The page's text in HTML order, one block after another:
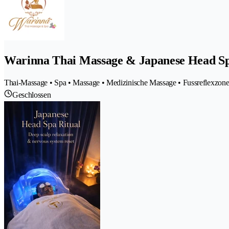
Warinna Thai Massage & Japanese Head
Thai-Massage • Spa • Massage • Medizinische Massage •
Geschlossen